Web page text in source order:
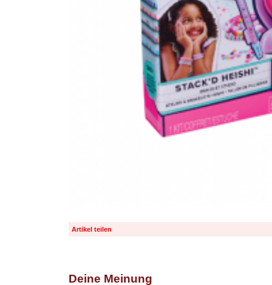
Artikel teilen
Deine Meinung